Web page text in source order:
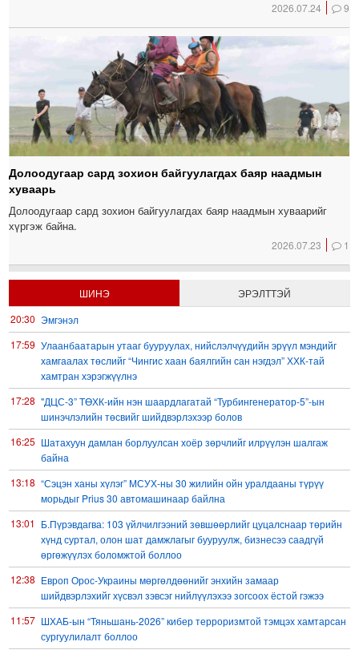
2026.07.24 9
Долоодугаар сард зохион байгуулагдах баяр наадмын
хуваарь
Долоодугаар сард зохион байгуулагдах баяр наадмын хуваарийг
хүргэж байна.
2026.07.23 1
ШИНЭ
ЭРЭЛТТЭЙ
20:30 Эмгэнэл
17:59 Улаанбаатарын утааг бууруулах, нийслэлчүүдийн эрүүл мэндийг
хамгаалах төслийг “Чингис хаан баялгийн сан нэгдэл” ХХК-тай
хамтран хэрэгжүүлнэ
17:28 "ДЦС-3” ТӨХК-ийн нэн шаардлагатай “Турбингенератор-5”-ын
шинэчлэлийн төсвийг шийдвэрлэхээр болов
16:25 Шатахуун дамлан борлуулсан хоёр зөрчлийг илрүүлэн шалгаж
байна
13:18 “Сэцэн ханы хүлэг” МСУХ-ны 30 жилийн ойн уралдааны түрүү
морьдыг Prius 30 автомашинаар байлна
13:01 Б.Пүрэвдагва: 103 үйлчилгээний зөвшөөрлийг цуцалснаар төрийн
хүнд суртал, олон шат дамжлагыг бууруулж, бизнесээ саадгүй
өргөжүүлэх боломжтой боллоо
12:38 Европ Орос-Украины мөргөлдөөнийг энхийн замаар
шийдвэрлэхийг хүсвэл зэвсэг нийлүүлэхээ зогсоох ёстой гэжээ
11:57 ШХАБ-ын “Тяньшань-2026” кибер терроризмтой тэмцэх хамтарсан
сургуулилалт боллоо